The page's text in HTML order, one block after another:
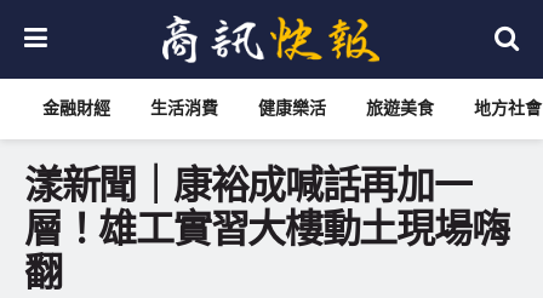
金融財經 生活消費 健康樂活 旅遊美食 地方社會
漾新聞｜康裕成喊話再加一
層！雄工實習大樓動土現場嗨
翻